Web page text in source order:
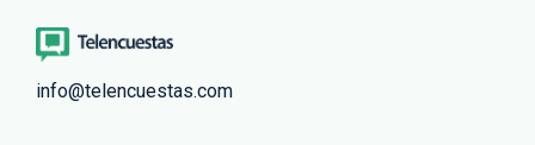
info@telencuestas.com